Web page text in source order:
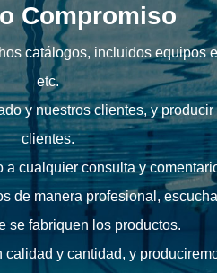
Compromiso
catálogos, incluidos equipos
etc.
y nuestros clientes, y
clientes.
cualquier consulta y
manera profesional,
se fabriquen los productos.
y cantidad, y